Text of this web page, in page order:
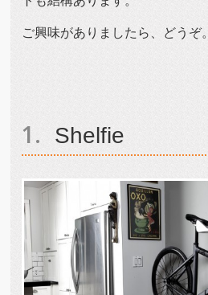
ご興味がありましたら、どうぞ。
Shelfie